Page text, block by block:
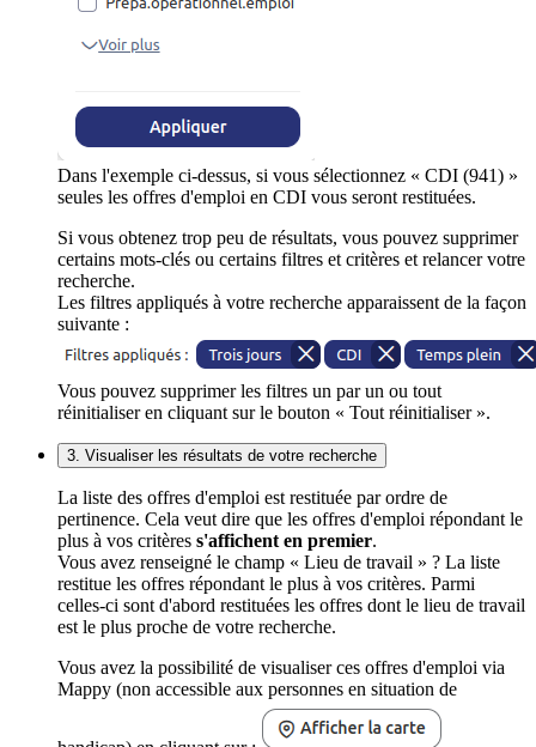
Dans l'exemple ci-dessus, si vous sélectionnez « CDI (941) »
seules les offres d'emploi en CDI vous seront restituées.
Si vous obtenez trop peu de résultats, vous pouvez supprimer
certains mots-clés ou certains filtres et critères et relancer votre
recherche.
Les filtres appliqués à votre recherche apparaissent de la façon
suivante :
Vous pouvez supprimer les filtres un par un ou tout
réinitialiser en cliquant sur le bouton « Tout réinitialiser ».
3. Visualiser les résultats de votre recherche
La liste des offres d'emploi est restituée par ordre de
pertinence. Cela veut dire que les offres d'emploi répondant le
plus à vos critères s'affichent en premier.
Vous avez renseigné le champ « Lieu de travail » ? La liste
restitue les offres répondant le plus à vos critères. Parmi
celles-ci sont d'abord restituées les offres dont le lieu de travail
est le plus proche de votre recherche.
Vous avez la possibilité de visualiser ces offres d'emploi via
Mappy (non accessible aux personnes en situation de